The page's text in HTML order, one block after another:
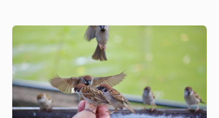
せ
ん！
フ
ォ
ル
ス
ク
ラ